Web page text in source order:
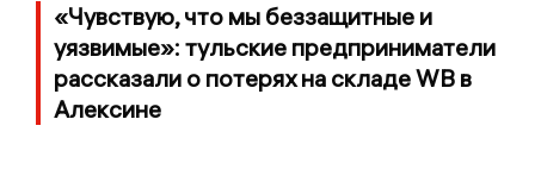
«Чувствую, что мы беззащитные и
уязвимые»: тульские предприниматели
рассказали о потерях на складе WB в
Алексине